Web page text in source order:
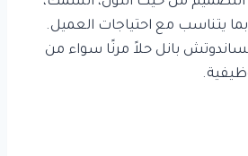
بما يتناسب مع احتياجات العميل.
بانل حلاً مرنًا سواء من